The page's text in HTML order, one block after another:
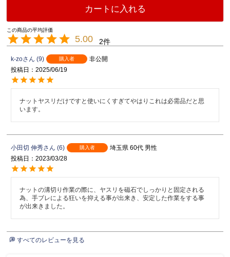
カートに入れる
5.00 2
k-zo 9 購入者
非公開
投稿日
2025/06/19
ナットヤスリだけですと使いにくすぎてやはりこれは必需品だと思
います。
小田切 伸秀 6 購入者 埼玉県 60代 男性
投稿日
2023/03/28
ナットの溝切り作業の際に、ヤスリを磁石でしっかりと固定される
為、手ブレによる狂いを抑える事が出来き、安定した作業をする事
が出来きました。
すべてのレビューを見る